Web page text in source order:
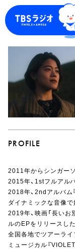
マイペー
ログ
今日の番組
週間番組表
トピックス
TBS
お知らせ
イベント・
PROFILE
2011年からシンガー
2015年、1stフルアル
2018年、2ndアルバム
ダイナミックな音像で
2019年、映画「長いお
ルのEPをリリースした
全国各地でツアーライ
ミュージカル『